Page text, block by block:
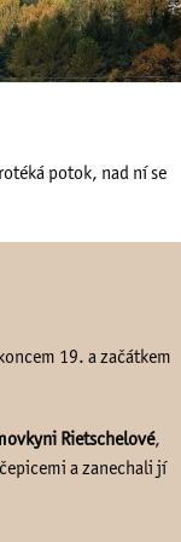
potok, nad ní se
19. a začátkem
Rietschelové,
a zanechali jí